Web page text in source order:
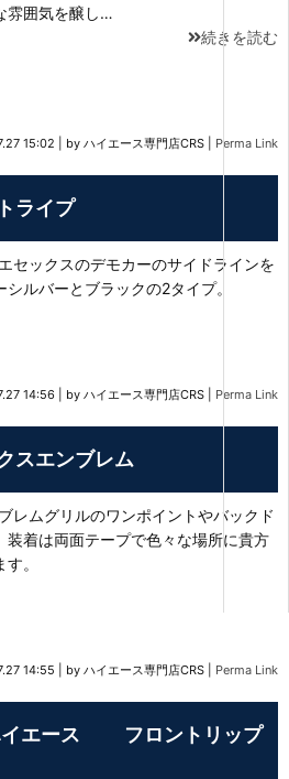
雰囲気を醸し…
続きを読む
15:02 by ハイエース専門店CRS Perma Link
ライプ
セックスのデモカーのサイドラインを
ルバーとブラックの2タイプ。
14:56 by ハイエース専門店CRS Perma Link
スエンブレム
レムグリルのワンポイントやバックド
装着は両面テープで色々な場所に貴方
。
14:55 by ハイエース専門店CRS Perma Link
イエース フロントリップ